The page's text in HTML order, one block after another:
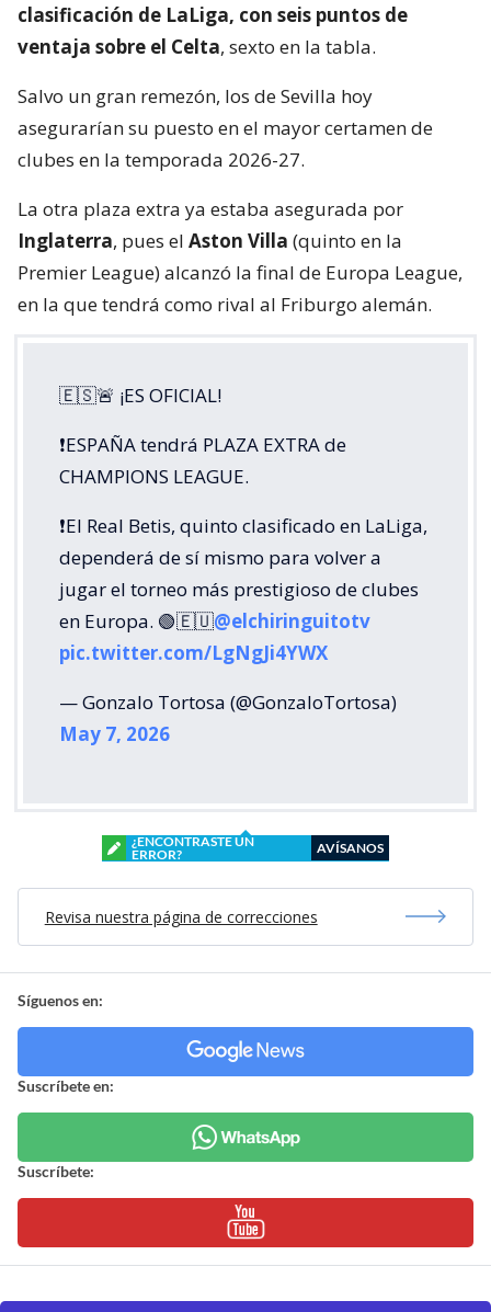
clasificación de LaLiga, con seis puntos de
ventaja sobre el Celta, sexto en la tabla.
Salvo un gran remezón, los de Sevilla hoy
asegurarían su puesto en el mayor certamen de
clubes en la temporada 2026-27.
La otra plaza extra ya estaba asegurada por
Inglaterra, pues el Aston Villa (quinto en la
Premier League) alcanzó la final de Europa League,
en la que tendrá como rival al Friburgo alemán.
🇪🇸🚨 ¡ES OFICIAL!
❗️ESPAÑA tendrá PLAZA EXTRA de
CHAMPIONS LEAGUE.
❗️El Real Betis, quinto clasificado en LaLiga,
dependerá de sí mismo para volver a
jugar el torneo más prestigioso de clubes
en Europa. 🟢🇪🇺@elchiringuitotv
pic.twitter.com/LgNgJi4YWX
— Gonzalo Tortosa (@GonzaloTortosa)
May 7, 2026
¿ENCONTRASTE UN
ERROR?
AVÍSANOS
Revisa nuestra página de correcciones
Síguenos en:
Suscríbete en:
Suscríbete: